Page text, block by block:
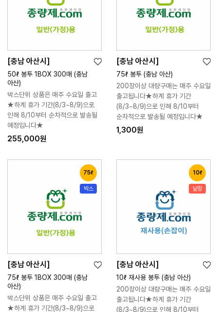
[충남 아산시]
50ℓ 봉투 1BOX 300매 (충남
아산)
박스단위 상품은 매주 수요일 출고
★하계 휴가 기간(8/3~8/9)으로
인해 8/10부터 순차적으로 발송될
예정입니다★
255,000원
장
구
니
리
스
트
[충남 아산시]
75ℓ 봉투 (충남 아산)
200장이상 대량구매는 매주 수요일
출고됩니다★하계 휴가 기간
(8/3~8/9)으로 인해 8/10부터
순차적으로 발송될 예정입니다★
1,300원
바
구
니
시
리
75ℓ
박스
[충남 아산시]
75ℓ 봉투 1BOX 300매 (충남
아산)
박스단위 상품은 매주 수요일 출고
★하계 휴가 기간(8/3~8/9)으로
장
구
니
리
스
10ℓ
낱장
[충남 아산시]
10ℓ 재사용 봉투 (충남 아산)
200장이상 대량구매는 매주 수요일
출고됩니다★하계 휴가 기간
(8/3~8/9)으로 인해 8/10부터
장
바
구
니
시
리